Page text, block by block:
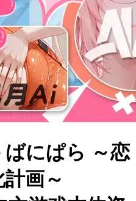
ばにぱら ～恋
画～